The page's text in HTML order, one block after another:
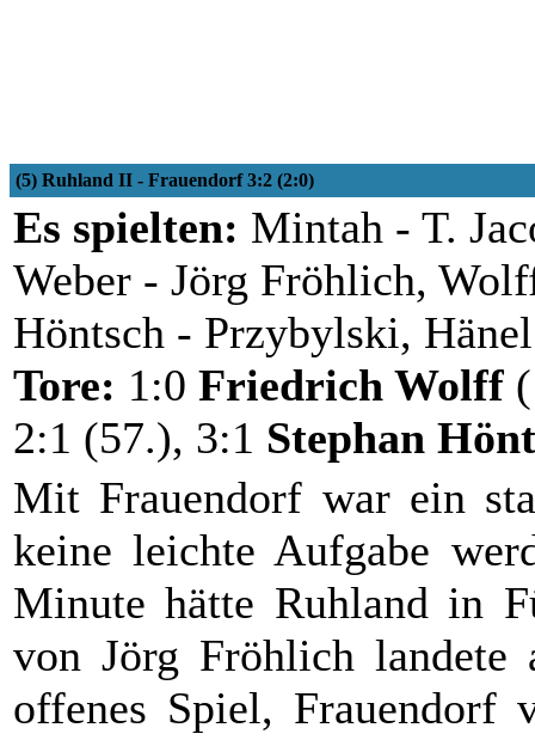
(5) Ruhland II - Frauendorf 3:2 (2:0)
Es spielten: Mintah - T.
Weber - Jörg Fröhlich,
Höntsch - Przybylski,
Tore: 1:0 Friedrich Wolff
2:1 (57.), 3:1 Stephan
Mit Frauendorf war ein
keine leichte Aufgabe
Minute hätte Ruhland in
von Jörg Fröhlich landete
offenes Spiel, Frauendorf